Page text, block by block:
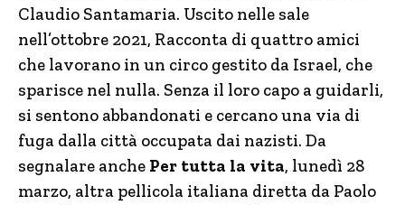
Claudio Santamaria. Uscito nelle sale
nell’ottobre 2021, Racconta di quattro amici
che lavorano in un circo gestito da Israel, che
sparisce nel nulla. Senza il loro capo a guidarli,
si sentono abbandonati e cercano una via di
fuga dalla città occupata dai nazisti. Da
segnalare anche Per tutta la vita, lunedì 28
marzo, altra pellicola italiana diretta da Paolo